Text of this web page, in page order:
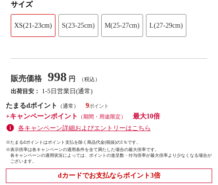
サイズ
XS(21-23cm) S(23-25cm) M(25-27cm) L(27-29cm)
販売価格 998 円 （税込）
出荷目安：
1-5日営業日(通常)
たまるdポイント
（通常）
9
+キャンペーンポイント
（期間・用途限定）
最大10倍
各キャンペーン詳細およびエントリーはこちら
※たまるdポイントはポイント支払を除く商品代金(税抜)の1％です。
※表示倍率は各キャンペーンの適用条件を全て満たした場合の最大倍率です。
各キャンペーンの適用状況によっては、ポイントの進呈数・付与倍率が最大倍率より少なくなる場合が
ございます。
dカードでお支払ならポイント3倍